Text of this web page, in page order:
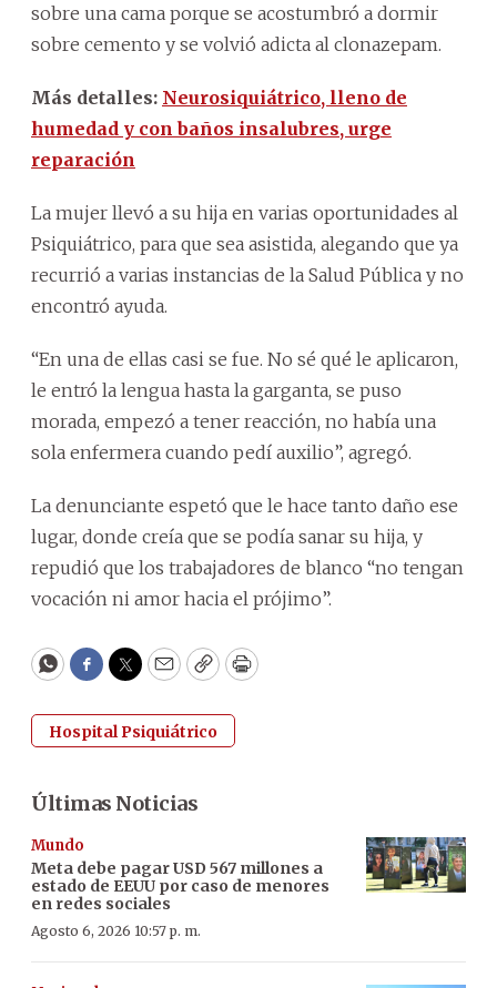
sobre una cama porque se acostumbró a dormir
sobre cemento y se volvió adicta al clonazepam.
Más detalles: Neurosiquiátrico, lleno de
humedad y con baños insalubres, urge
reparación
La mujer llevó a su hija en varias oportunidades al
Psiquiátrico, para que sea asistida, alegando que ya
recurrió a varias instancias de la Salud Pública y no
encontró ayuda.
“En una de ellas casi se fue. No sé qué le aplicaron,
le entró la lengua hasta la garganta, se puso
morada, empezó a tener reacción, no había una
sola enfermera cuando pedí auxilio”, agregó.
La denunciante espetó que le hace tanto daño ese
lugar, donde creía que se podía sanar su hija, y
repudió que los trabajadores de blanco “no tengan
vocación ni amor hacia el prójimo”.
WhatsApp
Facebook
Twitter
EmailCopyPrint
Hospital Psiquiátrico
Últimas Noticias
Mundo
Meta debe pagar USD 567 millones a
estado de EEUU por caso de menores
en redes sociales
Agosto 6, 2026 10:57 p. m.